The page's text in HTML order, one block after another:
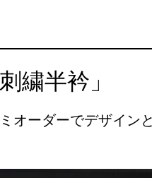
繍半衿」
オーダーでデザイ